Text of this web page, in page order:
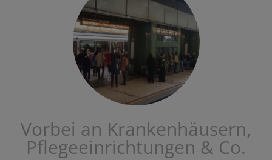
Vorbei an Krankenhäusern,
Pflegeeinrichtungen & Co.